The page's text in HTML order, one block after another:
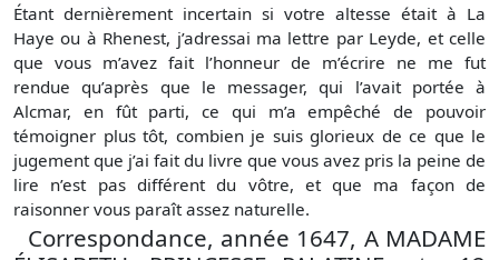
Étant dernièrement incertain si votre altesse était à La
Haye ou à Rhenest, j’adressai ma lettre par Leyde, et celle
que vous m’avez fait l’honneur de m’écrire ne me fut
rendue qu’après que le messager, qui l’avait portée à
Alcmar, en fût parti, ce qui m’a empêché de pouvoir
témoigner plus tôt, combien je suis glorieux de ce que le
jugement que j’ai fait du livre que vous avez pris la peine de
lire n’est pas différent du vôtre, et que ma façon de
raisonner vous paraît assez naturelle.
Correspondance, année 1647, A MADAME